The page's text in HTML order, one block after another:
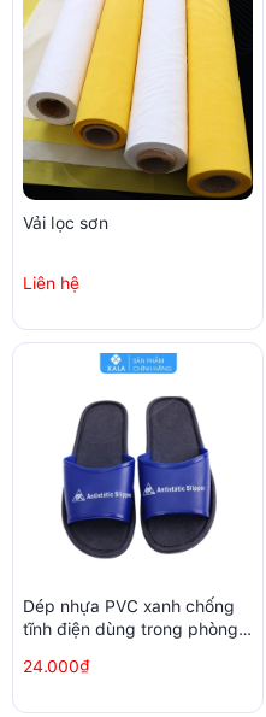
Vải lọc sơn
Liên hệ
Dép nhựa PVC xanh chống
tĩnh điện dùng trong phòng
24.000₫